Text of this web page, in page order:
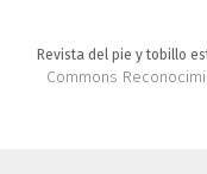
Revista del pie y tobillo
Commons